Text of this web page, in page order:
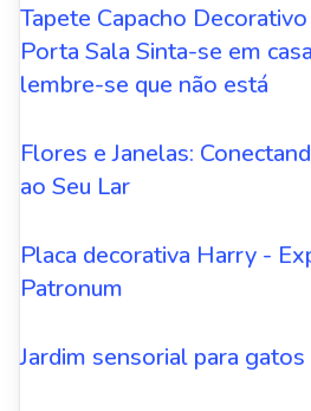
Tapete Capacho
Porta Sala Sinta-se em
lembre-se que não está
Flores e Janelas:
ao Seu Lar
Placa decorativa Harry -
Patronum
Jardim sensorial para gatos